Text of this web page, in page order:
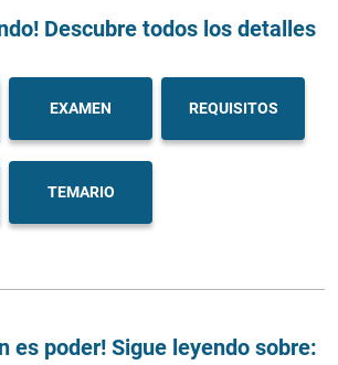
Descubre todos los detalles
EXAMEN REQUISITOS
TEMARIO
es poder! Sigue leyendo sobre: